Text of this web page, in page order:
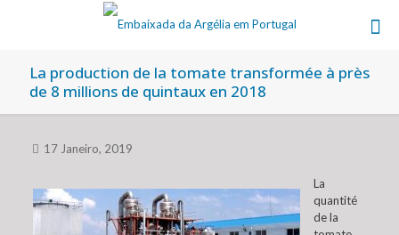
La production de la tomate transformée à près
de 8 millions de quintaux en 2018
17 Janeiro, 2019
La
quantité
de la